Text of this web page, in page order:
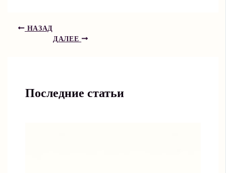
НАЗАД
ДАЛЕЕ
Последние статьи